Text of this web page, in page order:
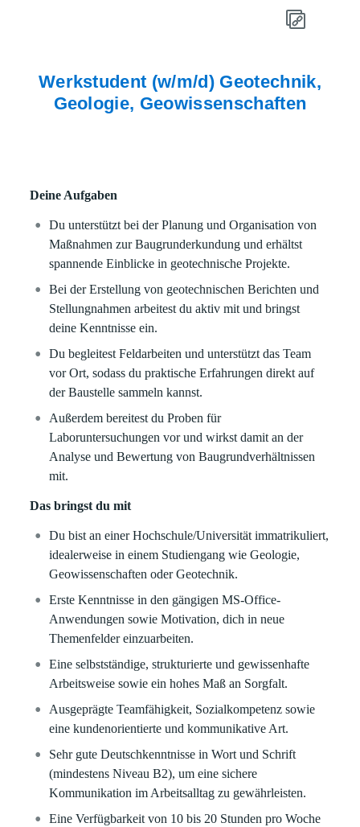
Werkstudent (w/m/d) Geotechnik,
Geologie, Geowissenschaften
Deine Aufgaben
Du unterstützt bei der Planung und Organisation von
Maßnahmen zur Baugrunderkundung und erhältst
spannende Einblicke in geotechnische Projekte.
Bei der Erstellung von geotechnischen Berichten und
Stellungnahmen arbeitest du aktiv mit und bringst
deine Kenntnisse ein.
Du begleitest Feldarbeiten und unterstützt das Team
vor Ort, sodass du praktische Erfahrungen direkt auf
der Baustelle sammeln kannst.
Außerdem bereitest du Proben für
Laboruntersuchungen vor und wirkst damit an der
Analyse und Bewertung von Baugrundverhältnissen
mit.
Das bringst du mit
Du bist an einer Hochschule/Universität immatrikuliert,
idealerweise in einem Studiengang wie Geologie,
Geowissenschaften oder Geotechnik.
Erste Kenntnisse in den gängigen MS-Office-
Anwendungen sowie Motivation, dich in neue
Themenfelder einzuarbeiten.
Eine selbstständige, strukturierte und gewissenhafte
Arbeitsweise sowie ein hohes Maß an Sorgfalt.
Ausgeprägte Teamfähigkeit, Sozialkompetenz sowie
eine kundenorientierte und kommunikative Art.
Sehr gute Deutschkenntnisse in Wort und Schrift
(mindestens Niveau B2), um eine sichere
Kommunikation im Arbeitsalltag zu gewährleisten.
Eine Verfügbarkeit von 10 bis 20 Stunden pro Woche